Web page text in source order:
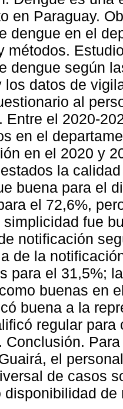
en Paraguay.
dengue en el
métodos.
dengue según
los datos de
al
Entre el 2020-
en el
en el 2020 y
la
buena para el
el 72,6%,
fue
notificación
de la
para el 31,5%;
buenas en
buena a la
regular
Conclusión.
el
de casos
disponibilidad